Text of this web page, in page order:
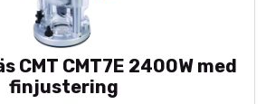
CMT CMT7E 2400W med
finjustering